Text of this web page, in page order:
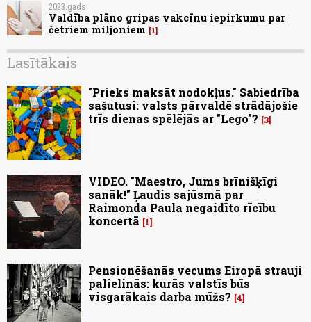
2023.gads
Valdība plāno gripas vakcīnu iepirkumu par
četriem miljoniem
1
Lasītākais
"Prieks maksāt nodokļus." Sabiedrība
sašutusi: valsts pārvaldē strādājošie
trīs dienas spēlējās ar "Lego"? 3
VIDEO. "Maestro, Jums brīnišķīgi
sanāk!" Ļaudis sajūsmā par
Raimonda Paula negaidīto rīcību
koncertā
1
Pensionēšanās vecums Eiropā strauji
palielinās: kurās valstīs būs
visgarākais darba mūžs? 4